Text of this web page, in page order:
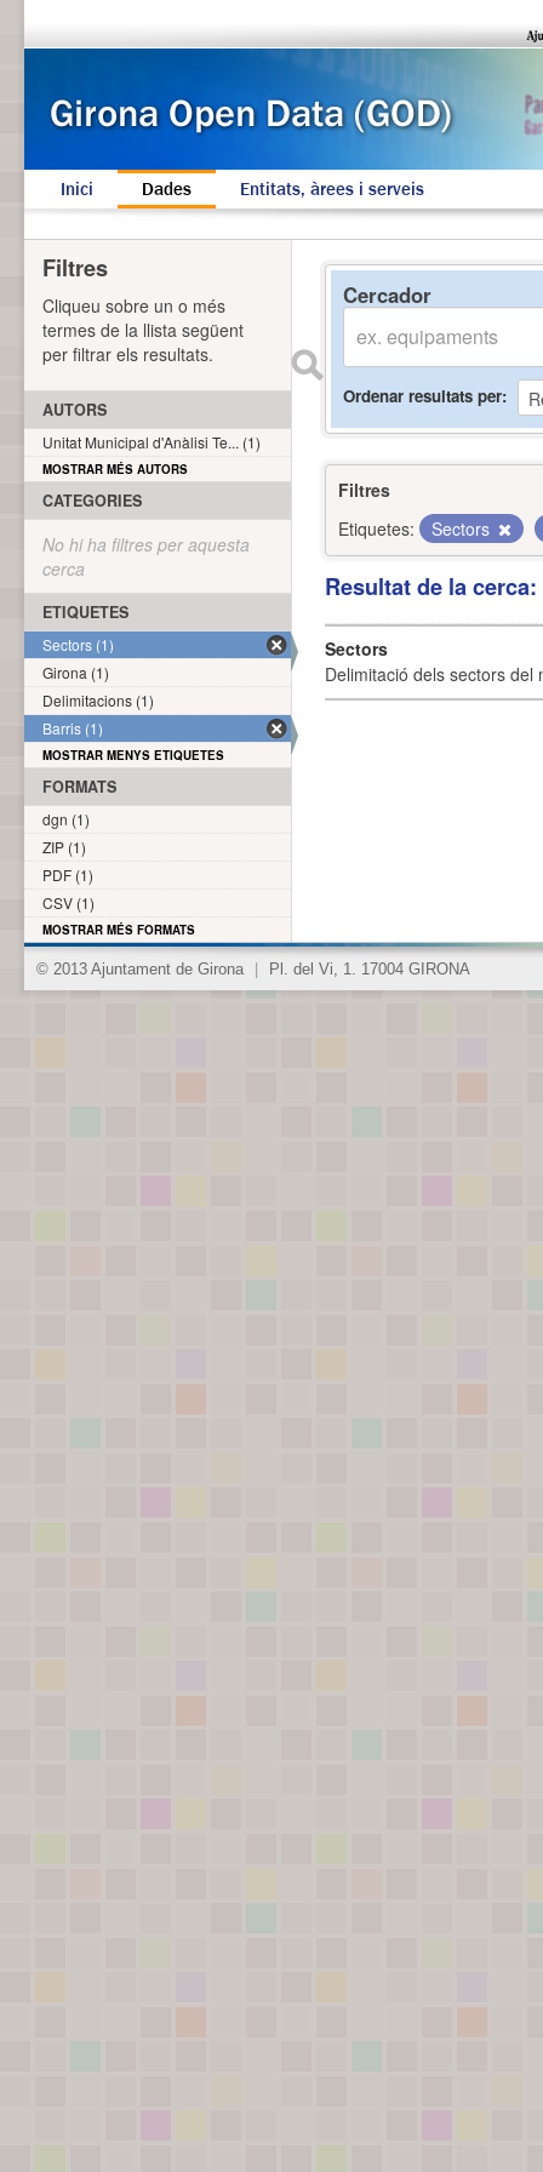
Inici Dades Entitats, àrees i serveis
Cercador
Ordenar resultats per
Filtres
Etiquetes:
Sectors
Resultat de la
Sectors
Delimitació dels sectors del
Filtres
Cliqueu sobre un o més
termes de la llista següent
per filtrar els resultats.
AUTORS
Unitat Municipal d'Anàlisi Te... (1)
MOSTRAR MÉS AUTORS
CATEGORIES
No hi ha filtres per aquesta
cerca
ETIQUETES
Sectors (1)
Girona (1)
Delimitacions (1)
Barris (1)
MOSTRAR MENYS ETIQUETES
FORMATS
dgn (1)
ZIP (1)
PDF (1)
CSV (1)
MOSTRAR MÉS FORMATS
© 2013 Ajuntament de Girona Pl. del Vi, 1. 17004 GIRONA